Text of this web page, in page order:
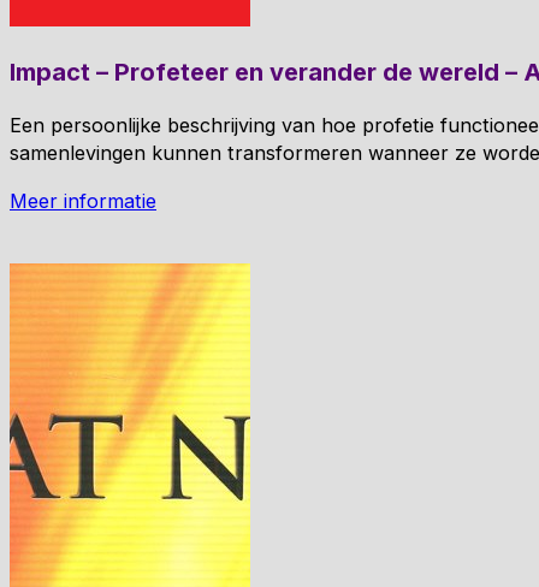
Impact – Profeteer en verander de wereld –
Een persoonlijke beschrijving van hoe profetie
samenlevingen kunnen transformeren wanneer ze
Meer informatie